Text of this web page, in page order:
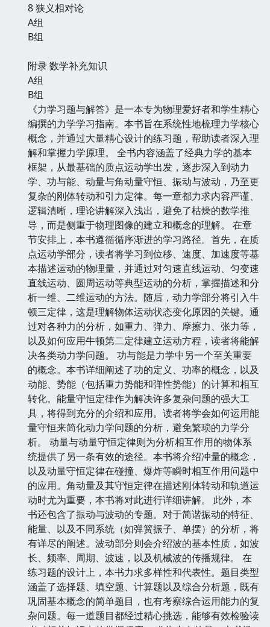
8 狭义相对论
A组
B组
附录 数学补充知识
A组
B组
《力学习题与解答》是一本专为物理爱好者和学生精心
编撰的力学学习指南。本书旨在系统性地梳理力学核心
概念，并通过大量精心设计的练习题，帮助读者深入理
解和掌握力学原理。 全书内容涵盖了经典力学的基本
框架，从最基础的质点运动学出发，逐步深入到动力
学、功与能、动量与角动量守恒、振动与波动，乃至更
复杂的刚体转动和引力定律。每一章都力求内容严谨、
逻辑清晰，理论讲解深入浅出，避免了枯燥的数学推
导，而是侧重于物理图像的建立和概念的理解。 在章
节安排上，本书遵循循序渐进的学习路径。首先，在质
点运动学部分，读者将学习到位移、速度、加速度等基
本描述运动的物理量，并通过对匀速直线运动、匀变速
直线运动、圆周运动等典型运动的分析，掌握描述和分
析一维、二维运动的方法。随后，动力学部分将引入牛
顿三定律，这是理解物体运动状态变化原因的关键。通
过对各种力的分析，如重力、弹力、摩擦力、张力等，
以及如何应用牛顿第二定律建立运动方程，读者将能解
决各类动力学问题。 功与能是力学中另一个至关重要
的概念。本书详细阐述了功的定义、功率的概念，以及
动能、势能（包括重力势能和弹性势能）的计算和相互
转化。能量守恒定律作为解决许多复杂问题的强大工
具，将得到充分的介绍和应用。读者将学会如何运用能
量守恒来简化动力学问题的分析，避免繁琐的力学分
析。 动量与动量守恒定律则为分析相互作用的物体系
统提供了另一条有效的途径。本书将介绍冲量的概念，
以及动量守恒定律在碰撞、爆炸等瞬时相互作用问题中
的应用。角动量及其守恒定律在描述刚体转动和轨道运
动时尤为重要，本书将对此进行详细讲解。 此外，本
书还包含了振动与波动的专题。对于简谐振动的特征、
能量、以及不同系统（如弹簧振子、单摆）的分析，将
有详尽的阐述。波动部分则会介绍波的基本性质，如波
长、频率、周期、波速，以及机械波的传播规律。 在
练习题的设计上，本书力求多样性和代表性。题目类型
涵盖了选择题、填空题、计算题以及综合分析题，既有
巩固基本概念的简单题目，也有考察综合运用能力的复
杂问题。每一道题目都经过精心挑选，能够有效检验读